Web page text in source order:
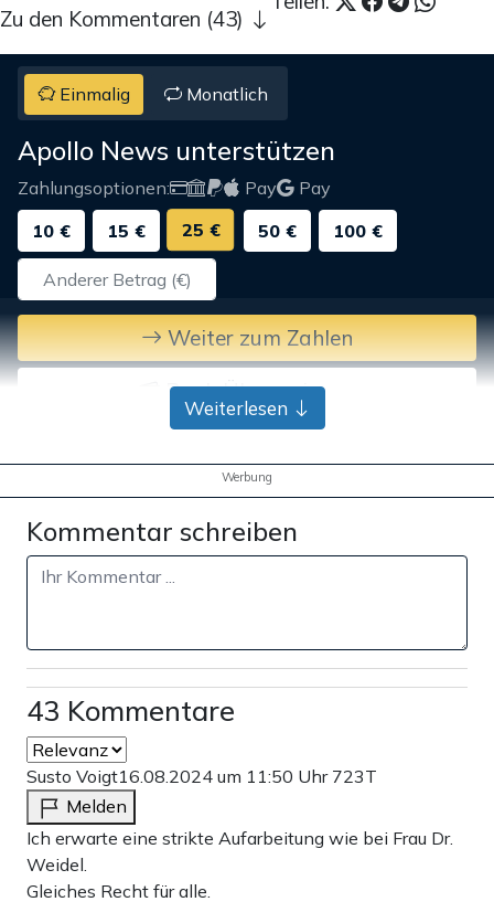
Zu den Kommentaren (43)
Einmalig Monatlich
Apollo News unterstützen
Zahlungsoptionen: Pay
Pay
10 €
15 € 25 € 50 € 100 €
Weiter zum Zahlen
Bank-Überweisung
Weiterlesen
Werbung
Kommentar schreiben
43 Kommentare
Susto Voigt16.08.2024 um 11:50 Uhr 723T
Melden
Ich erwarte eine strikte Aufarbeitung wie bei Frau Dr.
Weidel.
Gleiches Recht für alle.